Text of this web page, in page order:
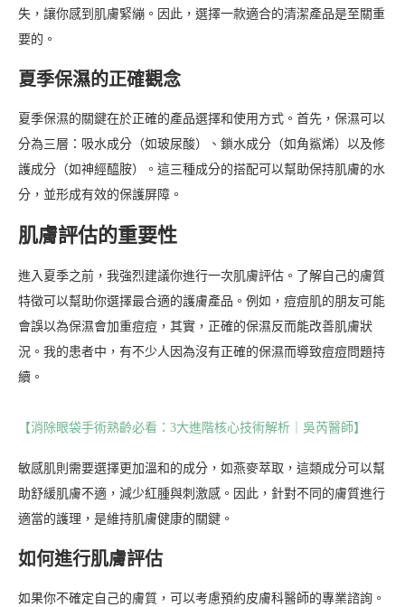
失，讓你感到肌膚緊繃。因此，選擇一款適合的清潔產品是至關重
要的。
夏季保濕的正確觀念
夏季保濕的關鍵在於正確的產品選擇和使用方式。首先，保濕可以
分為三層：吸水成分（如玻尿酸）、鎖水成分（如角鯊烯）以及修
護成分（如神經醯胺）。這三種成分的搭配可以幫助保持肌膚的水
分，並形成有效的保護屏障。
肌膚評估的重要性
進入夏季之前，我強烈建議你進行一次肌膚評估。了解自己的膚質
特徵可以幫助你選擇最合適的護膚產品。例如，痘痘肌的朋友可能
會誤以為保濕會加重痘痘，其實，正確的保濕反而能改善肌膚狀
況。我的患者中，有不少人因為沒有正確的保濕而導致痘痘問題持
續。
【消除眼袋手術熟齡必看：3大進階核心技術解析｜吳芮醫師】
敏感肌則需要選擇更加溫和的成分，如燕麥萃取，這類成分可以幫
助舒緩肌膚不適，減少紅腫與刺激感。因此，針對不同的膚質進行
適當的護理，是維持肌膚健康的關鍵。
如何進行肌膚評估
如果你不確定自己的膚質，可以考慮預約皮膚科醫師的專業諮詢。